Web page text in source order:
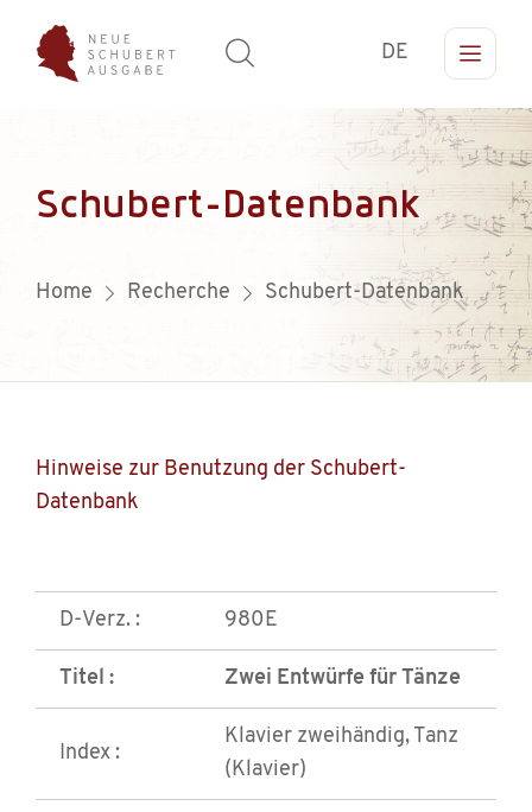
DE
Schubert-Datenbank
Home Recherche Schubert-Datenbank
Hinweise zur Benutzung der Schubert-
Datenbank
D-Verz. : 980E
Titel : Zwei Entwürfe für Tänze
Index :
Klavier zweihändig, Tanz
(Klavier)